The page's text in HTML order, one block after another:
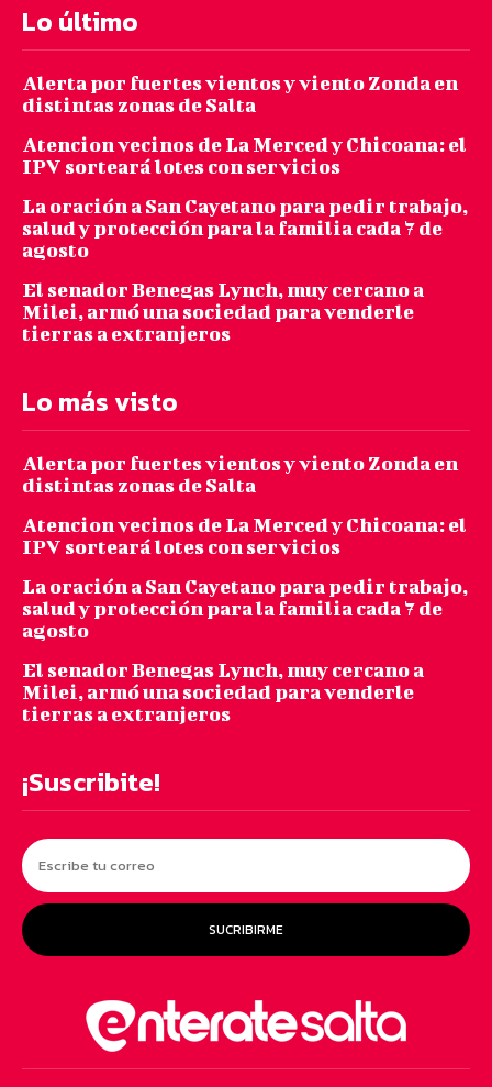
Lo último
Alerta por fuertes vientos y viento Zonda en
distintas zonas de Salta
Atencion vecinos de La Merced y Chicoana: el
IPV sorteará lotes con servicios
La oración a San Cayetano para pedir trabajo,
salud y protección para la familia cada 7 de
agosto
El senador Benegas Lynch, muy cercano a
Milei, armó una sociedad para venderle
tierras a extranjeros
Lo más visto
Alerta por fuertes vientos y viento Zonda en
distintas zonas de Salta
Atencion vecinos de La Merced y Chicoana: el
IPV sorteará lotes con servicios
La oración a San Cayetano para pedir trabajo,
salud y protección para la familia cada 7 de
agosto
El senador Benegas Lynch, muy cercano a
Milei, armó una sociedad para venderle
tierras a extranjeros
¡Suscribite!
SUCRIBIRME